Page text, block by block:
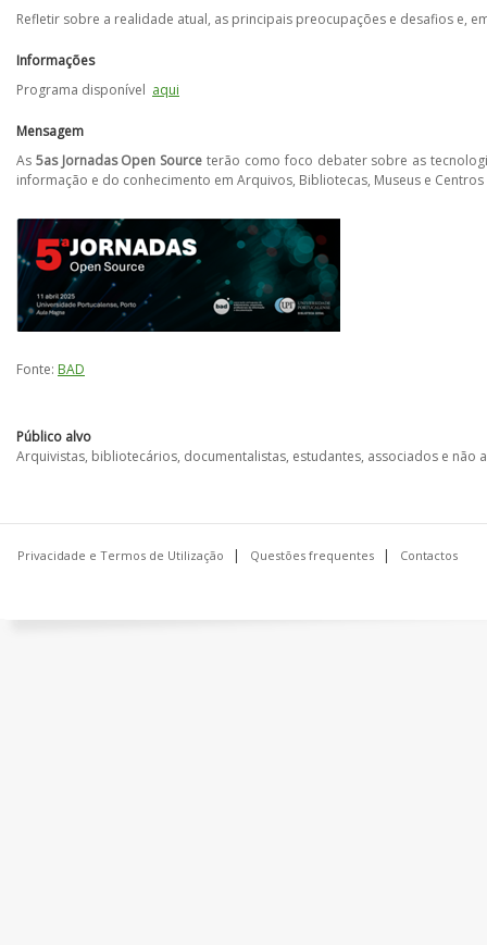
Refletir sobre a realidade atual, as principais preocupações e desafios e,
Informações
Programa disponível aqui
Mensagem
As 5as Jornadas Open Source terão como foco debater sobre as
informação e do conhecimento em Arquivos, Bibliotecas, Museus e
Fonte: BAD
Público alvo
Arquivistas, bibliotecários, documentalistas, estudantes, associados e não
Privacidade e Termos de Utilização Questões frequentes Contactos